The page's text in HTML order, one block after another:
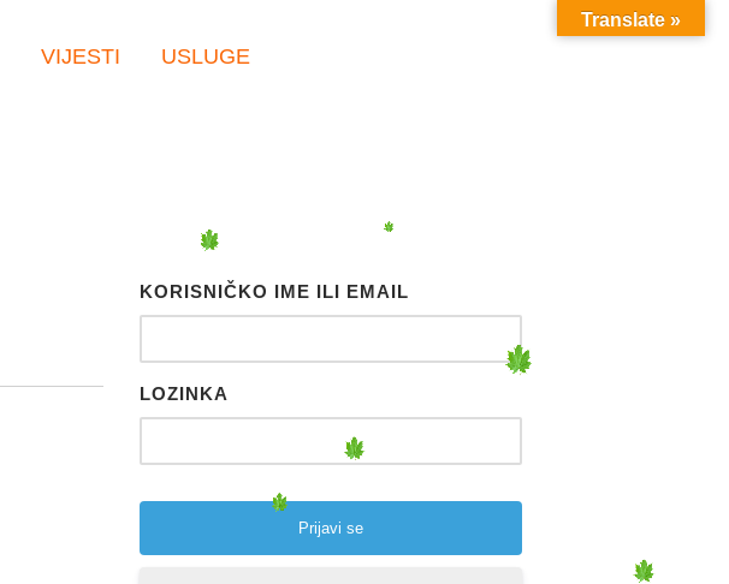
VIJESTI USLUGE
KORISNIČKO IME ILI EMAIL
LOZINKA
Translate »